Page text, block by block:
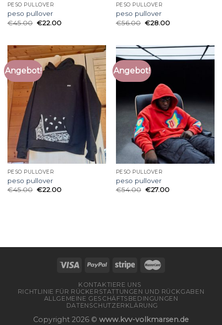
PESO PULLOVER
peso pullover
€45.00 €22.00
PESO PULLOVER
peso pullover
€56.00 €28.00
Angebot!
PESO PULLOVER
peso pullover
€45.00 €22.00
Angebot!
PESO PULLOVER
peso pullover
€54.00 €27.00
KONTAKTIERE UNS
RICHTLINIE FÜR RÜCKERSTATTUNGEN UND RÜCKGABEN
ALLGEMEINE GESCHÄFTSBEDINGUNGEN
DATENSCHUTZERKLÄRUNG
Copyright 2026 © www.kvv-volkmarsen.de